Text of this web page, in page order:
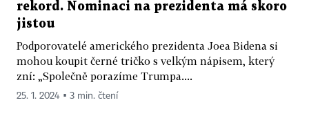
rekord. Nominaci na prezidenta má skoro
jistou
Podporovatelé amerického prezidenta Joea Bidena si
mohou koupit černé tričko s velkým nápisem, který
zní: „Společně porazíme Trumpa....
25. 1. 2024 ▪ 3 min. čtení